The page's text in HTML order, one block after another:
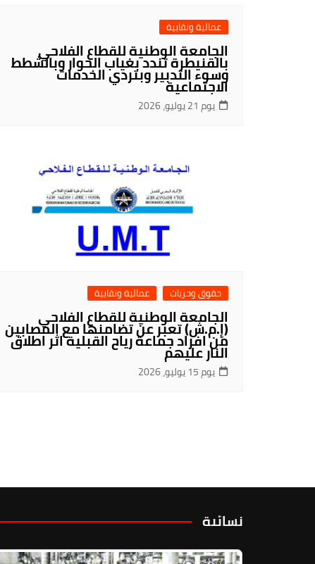
عمالية ونقابية
الجامعة الوطنية للقطاع الفلاحي
بالقنيطرة تندد بغياب الحوار وبالشطط
وسوء التدبير وبتردي الخدمات
الاجتماعية
يوم 21 يوليو، 2026
حقوق وحريات عمالية ونقابية
الجامعة الوطنية للقطاع الفلاحي
(إ.م.ش) تعبر عن تضامنها مع المصابين
من افراد جماعة رياح القبلية اثر اطلاق
النار عليهم
يوم 15 يوليو، 2026
نسائية